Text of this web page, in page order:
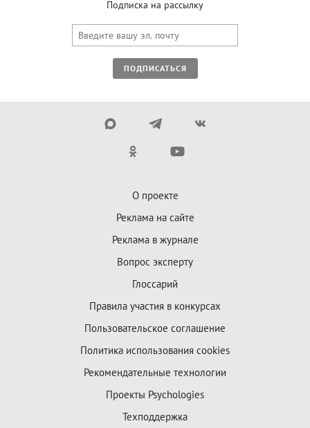
Подписка на рассылку
ПОДПИСАТЬСЯ
О проекте
Реклама на сайте
Реклама в журнале
Вопрос эксперту
Глоссарий
Правила участия в конкурсах
Пользовательское соглашение
Политика использования cookies
Рекомендательные технологии
Проекты Psychologies
Техподдержка